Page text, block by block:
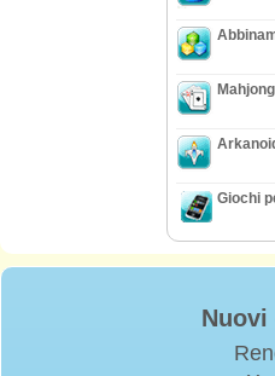
Mahjong
Giochi
Nuovi